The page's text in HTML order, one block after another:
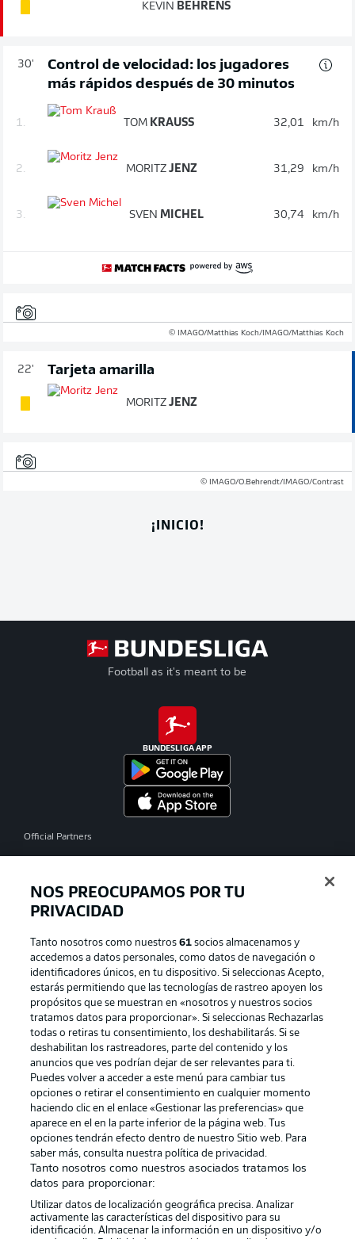
KEVIN BEHRENS
30'
Control de velocidad: los jugadores
más rápidos después de 30 minutos
1. TOM KRAUSS 32,01 km/h
2. MORITZ JENZ 31,29 km/h
3. SVEN MICHEL 30,74 km/h
© IMAGO/Matthias Koch/IMAGO/Matthias Koch
22' Tarjeta amarilla
MORITZ JENZ
© IMAGO/O.Behrendt/IMAGO/Contrast
¡INICIO!
Football as it's meant to be
BUNDESLIGA APP
Official Partners
Publicidad Aviso legal
Gestionar las preferencias Declaracion de privacidad
Canales Trabajos
Jugadores Condiciones de uso
Sello Editorial Contacto
NOS PREOCUPAMOS POR TU
PRIVACIDAD
Tanto nosotros como nuestros61 socios almacenamos y
accedemos a datos personales, como datos de navegación o
identificadores únicos, en tu dispositivo. Si seleccionas Acepto,
estarás permitiendo que las tecnologías de rastreo apoyen los
propósitos que se muestran en «nosotros y nuestros socios
tratamos datos para proporcionar». Si seleccionas Rechazarlas
todas o retiras tu consentimiento, los deshabilitarás. Si se
deshabilitan los rastreadores, parte del contenido y los
anuncios que ves podrían dejar de ser relevantes para ti.
Puedes volver a acceder a este menú para cambiar tus
opciones o retirar el consentimiento en cualquier momento
haciendo clic en el enlace «Gestionar las preferencias» que
aparece en el en la parte inferior de la página web. Tus
opciones tendrán efecto dentro de nuestro Sitio web. Para
saber más, consulta nuestra política de privacidad.
Tanto nosotros como nuestros asociados tratamos los
datos para proporcionar:
Utilizar datos de localización geográfica precisa. Analizar
activamente las características del dispositivo para su
identificación. Almacenar la información en un dispositivo y/o